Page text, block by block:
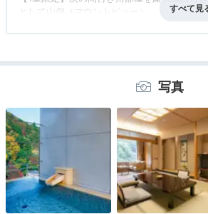
として山側（マウントビュー）
新しいので、お部屋も綺麗で気持ちよかった
部屋風呂は、金泉等ではなくラドン温泉です
け流しで温度もちょうどよかったです。
最近はお布団を敷きにきてくださるより、ベ
ある和洋室が楽です。
外風呂は遊月山荘のお風呂も入れますが、浴
を少し歩くので雨模様の日は少しつらい…
雨上がりの翌日に入ろうと思ったら朝の時間
終わっていました。翌朝を勧めるならそれも
欲しかったです。
写真